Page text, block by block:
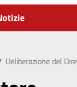
Deliberazione del